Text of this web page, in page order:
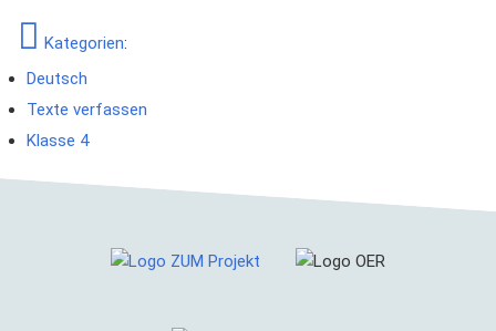
Kategorien:
Deutsch
Texte verfassen
Klasse 4